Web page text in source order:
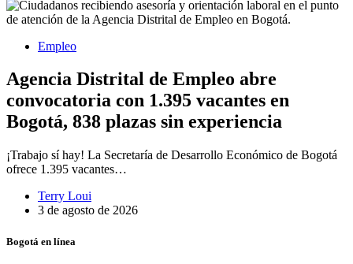
Empleo
Agencia Distrital de Empleo abre
convocatoria con 1.395 vacantes en
Bogotá, 838 plazas sin experiencia
¡Trabajo sí hay! La Secretaría de Desarrollo Económico de Bogotá
ofrece 1.395 vacantes…
Terry Loui
3 de agosto de 2026
Bogotá en línea